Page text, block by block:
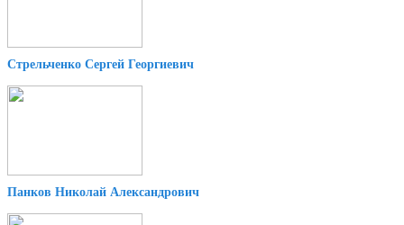
Стрельченко Сергей Георгиевич
Панков Николай Александрович